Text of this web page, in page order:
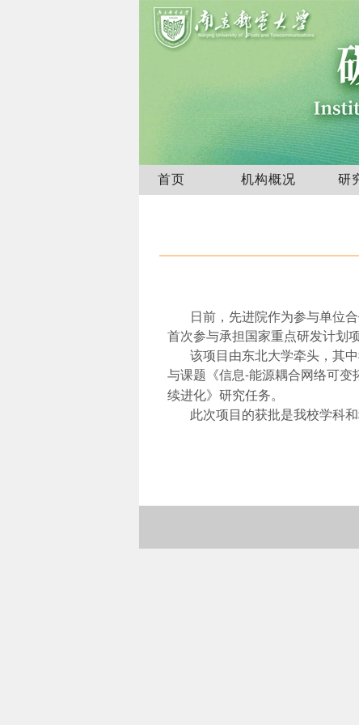
首页 机构概况 研
日前，先进院作为参与单位
首次参与承担国家重点研发计划
该项目由东北大学牵头，其
与课题《信息-能源耦合网络可变
续进化》研究任务。
此次项目的获批是我校学科
（撰稿